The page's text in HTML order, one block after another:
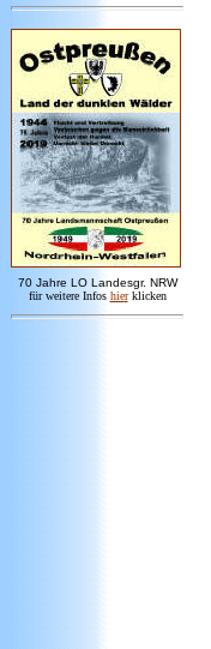
70 Jahre LO Landesgr. NRW
für weitere Infos hier klicken